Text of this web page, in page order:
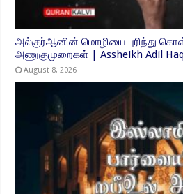
அல்குர்ஆனின் மொழியை புரிந்து
அணுகுமுறைகள் | Assheikh Adil Haq
August 8, 2026